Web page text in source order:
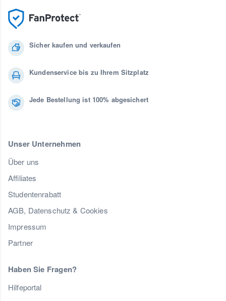
Sicher kaufen und verkaufen
Kundenservice bis zu Ihrem Sitzplatz
Jede Bestellung ist 100% abgesichert
Unser Unternehmen
Über uns
Affiliates
Studentenrabatt
AGB, Datenschutz & Cookies
Impressum
Partner
Haben Sie Fragen?
Hilfeportal